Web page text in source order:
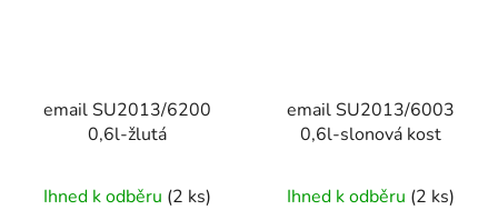
email SU2013/6200
0,6l-žlutá
Ihned k odběru (2 ks)
email SU2013/6003
0,6l-slonová kost
Ihned k odběru (2 ks)